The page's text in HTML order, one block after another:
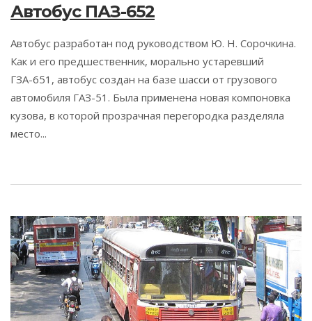
Автобус ПАЗ-652
Автобус разработан под руководством Ю. Н. Сорочкина.
Как и его предшественник, морально устаревший
ГЗА-651, автобус создан на базе шасси от грузового
автомобиля ГАЗ-51. Была применена новая компоновка
кузова, в которой прозрачная перегородка разделяла
место...